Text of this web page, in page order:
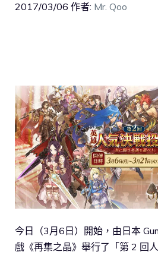
2017/03/06 作者: Mr. Qoo
今日（3月6日）開始，由日本
戲《再集之晶》舉行了「第 2 回